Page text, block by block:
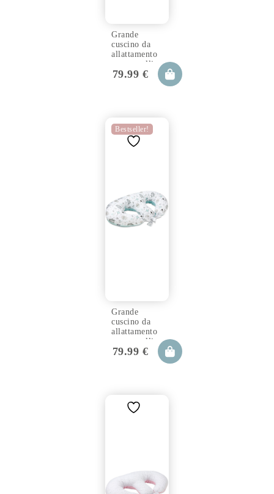
Grande
cuscino da
allattamento
per gemelli
TWIN lui
79.99 €
Bestseller!
Grande
cuscino da
allattamento
per gemelli
TWIN
79.99 €